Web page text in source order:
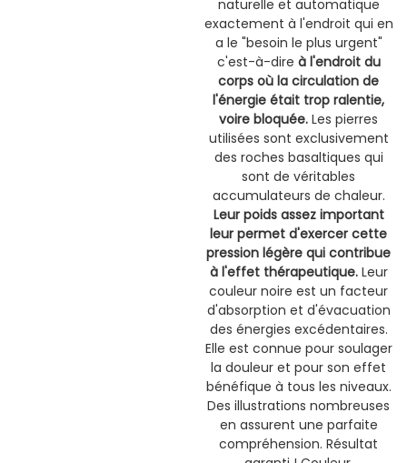
naturelle et automatique
exactement à l'endroit qui en
a le "besoin le plus urgent"
c'est-à-dire à l'endroit du
corps où la circulation de
l'énergie était trop ralentie,
voire bloquée. Les pierres
utilisées sont exclusivement
des roches basaltiques qui
sont de véritables
accumulateurs de chaleur.
Leur poids assez important
leur permet d'exercer cette
pression légère qui contribue
à l'effet thérapeutique. Leur
couleur noire est un facteur
d'absorption et d'évacuation
des énergies excédentaires.
Elle est connue pour soulager
la douleur et pour son effet
bénéfique à tous les niveaux.
Des illustrations nombreuses
en assurent une parfaite
compréhension. Résultat